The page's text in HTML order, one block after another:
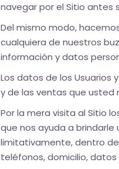
navegar por el Sitio antes
Del mismo modo,
cualquiera de nuestros
información y datos
Los datos de los Usuarios
y de las ventas que usted
Por la mera visita al Sitio
que nos ayuda a
limitativamente, dentro
teléfonos, domicilio,